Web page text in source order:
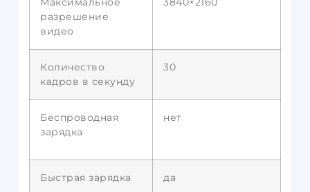
разрешение
видео
Количество
кадров в секунду
30
Беспроводная
зарядка
нет
Быстрая зарядка да